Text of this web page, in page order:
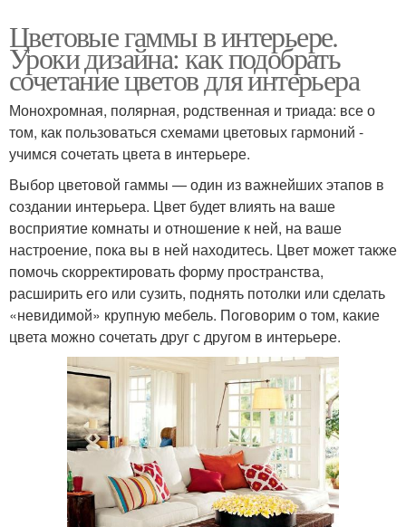
Цветовые гаммы в интерьере.
Уроки дизайна: как подобрать
сочетание цветов для интерьера
Монохромная, полярная, родственная и триада: все о
том, как пользоваться схемами цветовых гармоний -
учимся сочетать цвета в интерьере.
Выбор цветовой гаммы — один из важнейших этапов в
создании интерьера. Цвет будет влиять на ваше
восприятие комнаты и отношение к ней, на ваше
настроение, пока вы в ней находитесь. Цвет может также
помочь скорректировать форму пространства,
расширить его или сузить, поднять потолки или сделать
«невидимой» крупную мебель. Поговорим о том, какие
цвета можно сочетать друг с другом в интерьере.